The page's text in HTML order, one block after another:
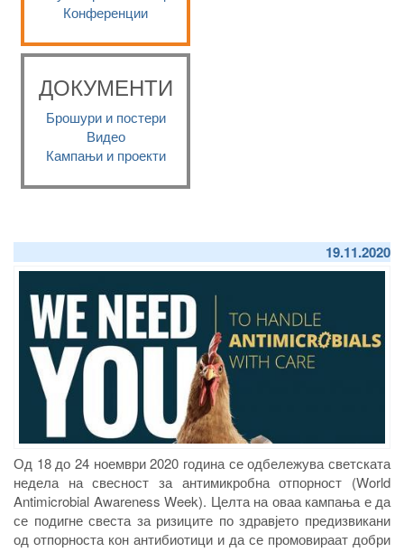
Конференции
ДОКУМЕНТИ
Брошури и постери
Видео
Кампањи и проекти
19.11.2020
Од 18 до 24 ноември 2020 година се одбележува светската
недела на свесност за антимикробна отпорност (World
Antimicrobial Awareness Week). Целта на оваа кампања е да
се подигне свеста за ризиците по здравјето предизвикани
од отпорноста кон антибиотици и да се промовираат добри